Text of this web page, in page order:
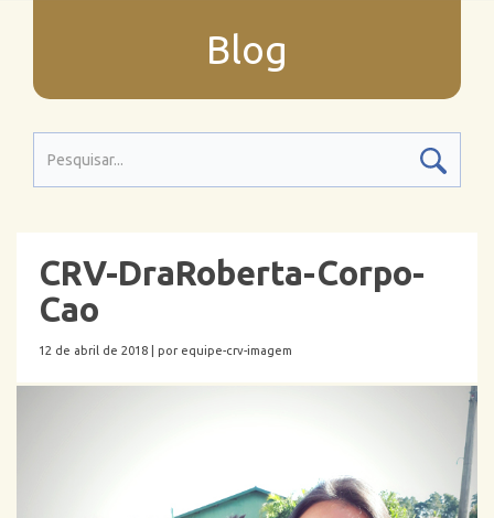
Blog
CRV-DraRoberta-Corpo-
Cao
12 de abril de 2018 | por equipe-crv-imagem